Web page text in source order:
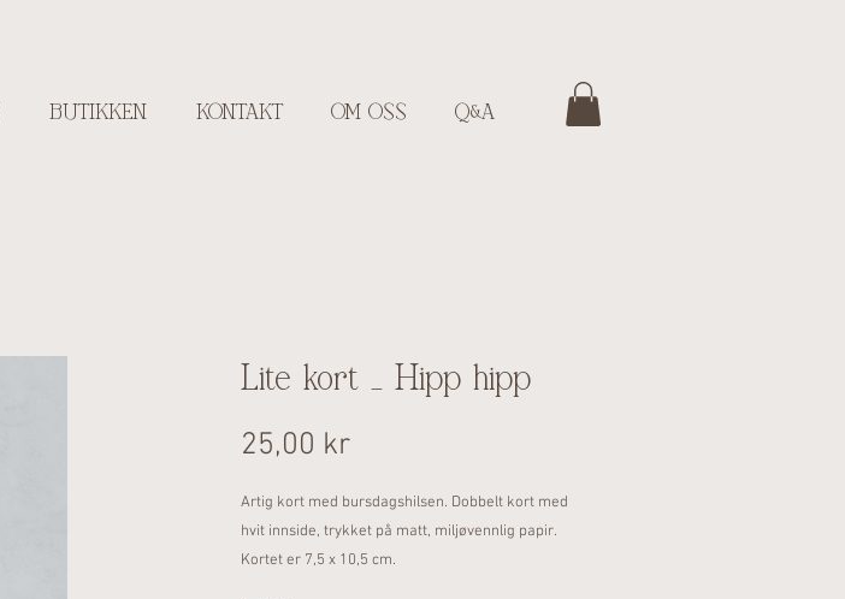
BUTIKKEN KONTAKT OM OSS Q&A
Lite kort - Hipp hipp
25,00 krPris
Artig kort med bursdagshilsen. Dobbelt kort med
hvit innside, trykket på matt, miljøvennlig papir.
Kortet er 7,5 x 10,5 cm.